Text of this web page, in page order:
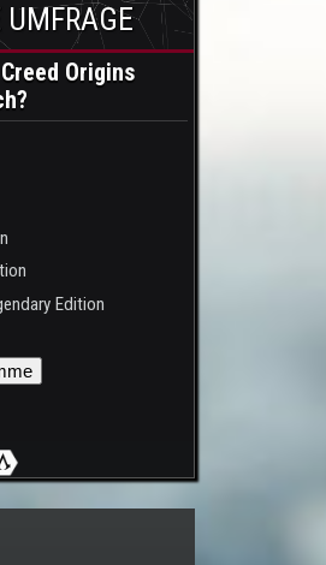
Origins
Edition